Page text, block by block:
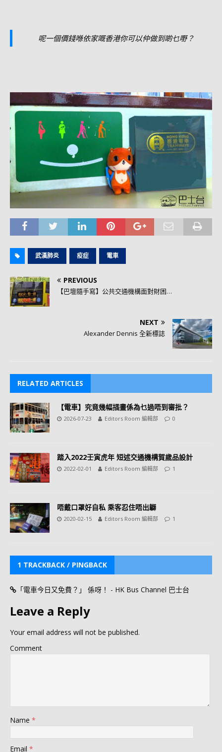
呢一個價錢喺依家嘅香港你可以仲做到啲乜嘢？
武漢肺炎 疫症 電車
PREVIOUS
【巴壇隨手寫】公共交通機構面對財困…
NEXT
Alexander Dennis 全新標誌
RELATED ARTICLES
【電車】究竟幾幅插畫係為乜過唔到審批？
2026-07-23 Editors Room 編輯部 0
踏入2022壬寅虎年 短述交通機構賀歲品設計
2022-02-01 Editors Room 編輯部 1
唔戴口罩好自私 乘客忍住唔出鶳
2020-02-15 Editors Room 編輯部 1
1 TRACKBACK / PINGBACK
「電車今日又免費？」 係呀！ - HK Bus Channel 巴士台
Leave a Reply
Your email address will not be published.
Comment
Name *
Email *